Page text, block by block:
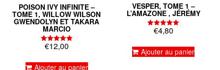
POISON IVY INFINITE –
TOME 1, WILLOW WILSON
GWENDOLYN ET TAKARA
MARCIO
Note
5.00
€12,00
Ajouter au panier
VESPER, TOME 1 –
L’AMAZONE , JÉRÉMY
Note
5.00
€4,80
Ajouter au panier